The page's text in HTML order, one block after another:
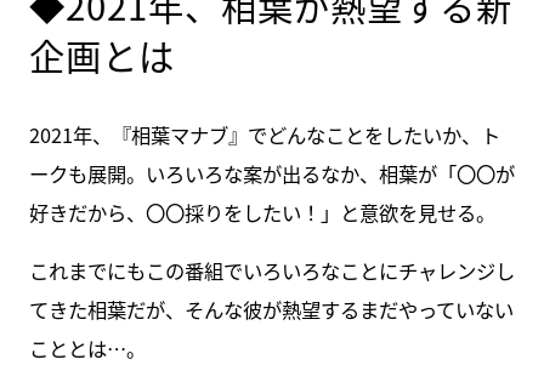
企画とは
2021年、『相葉マナブ』でどんなことをしたいか、ト
ークも展開。いろいろな案が出るなか、相葉が「〇〇が
好きだから、〇〇採りをしたい！」と意欲を見せる。
これまでにもこの番組でいろいろなことにチャレンジし
てきた相葉だが、そんな彼が熱望するまだやっていない
こととは…。